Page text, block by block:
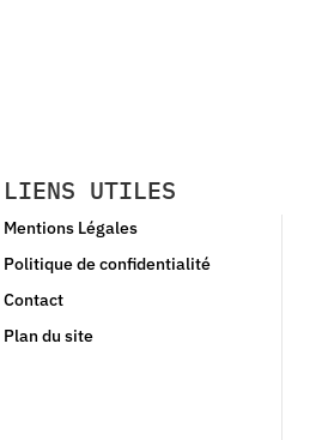
LIENS UTILES
Mentions Légales
Politique de confidentialité
Contact
Plan du site